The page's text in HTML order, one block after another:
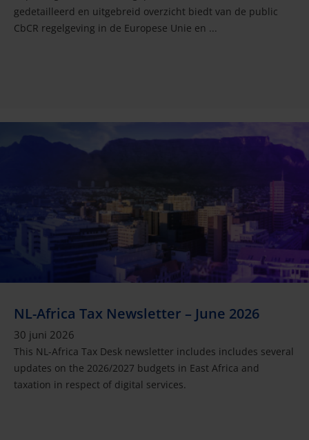
gedetailleerd en uitgebreid overzicht biedt van de public
CbCR regelgeving in de Europese Unie en ...
NL-Africa Tax Newsletter – June 2026
30 juni 2026
This NL-Africa Tax Desk newsletter includes includes several
updates on the 2026/2027 budgets in East Africa and
taxation in respect of digital services.